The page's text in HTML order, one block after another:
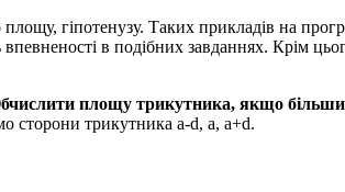
гіпотенузу. Таких прикладів на
в подібних завданнях. Крім
площу трикутника, якщо
сторони трикутника a-d, a, a+d.